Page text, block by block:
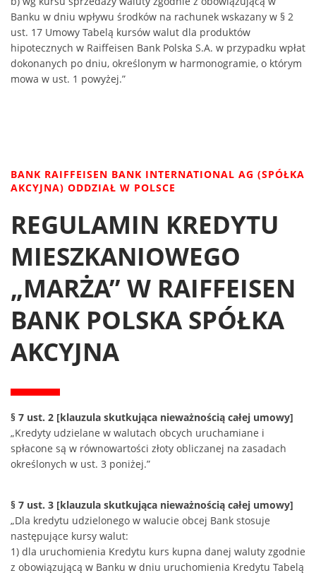
Banku w dniu wpływu środków na rachunek wskazany w § 2
ust. 17 Umowy Tabelą kursów walut dla produktów
hipotecznych w Raiffeisen Bank Polska S.A. w przypadku wpłat
dokonanych po dniu, określonym w harmonogramie, o którym
mowa w ust. 1 powyżej.”
BANK RAIFFEISEN BANK INTERNATIONAL AG (SPÓŁKA
AKCYJNA) ODDZIAŁ W POLSCE
REGULAMIN KREDYTU
MIESZKANIOWEGO
„MARŻA” W RAIFFEISEN
BANK POLSKA SPÓŁKA
AKCYJNA
§ 7 ust. 2 [klauzula skutkująca nieważnością całej umowy]
„Kredyty udzielane w walutach obcych uruchamiane i
spłacone są w równowartości złoty obliczanej na zasadach
określonych w ust. 3 poniżej.”
§ 7 ust. 3 [klauzula skutkująca nieważnością całej umowy]
„Dla kredytu udzielonego w walucie obcej Bank stosuje
następujące kursy walut:
1) dla uruchomienia Kredytu kurs kupna danej waluty zgodnie
z obowiązującą w Banku w dniu uruchomienia Kredytu Tabelą